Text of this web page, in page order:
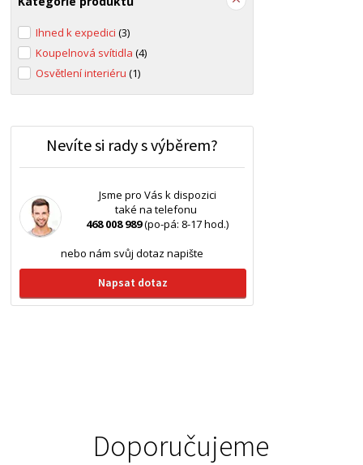
Ihned k expedici(3)
Koupelnová svítidla(4)
Osvětlení interiéru(1)
Nevíte si rady s výběrem?
Jsme pro Vás k dispozici
také na telefonu
468 008 989(po-pá: 8-17 hod.)
nebo nám svůj dotaz napište
Napsat dotaz
Doporučujeme